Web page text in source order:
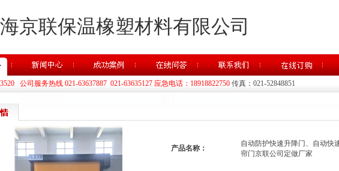
海京联保温橡塑材料有限公司
公司服务热线 021-63637887 021-63635127 应急电话：18918822750传真：021-52848851
产品名称：
自动防护快速升降门、自动快
帘门京联公司定做厂家